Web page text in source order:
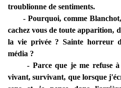
troublionne de sentiments.
- Pourquoi, comme Blanchot,
cachez vous de toute apparition,
la vie privée ? Sainte horreur
média ?
- Parce que je me refuse à
vivant, survivant, que lorsque